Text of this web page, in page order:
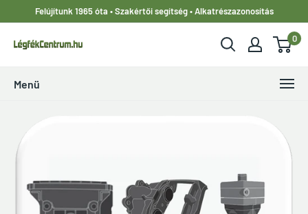
tartalomhoz
Felújítunk 1965 óta • Szakértői segítség • Alkatrészazonosítás
LegfekCentrum.hu
0
Menü